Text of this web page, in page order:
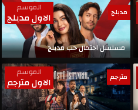
مدبلج الموسم
الاول مدبلج
مسلسل احتمال حب مدبلج
مترجم الموسم
الاول مترجم